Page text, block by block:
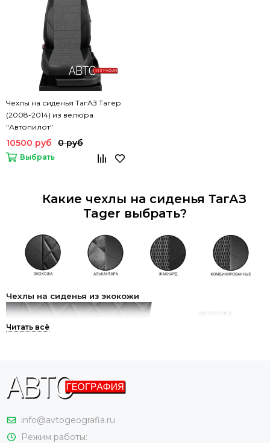
Чехлы на сиденья ТагАЗ Тагер
(2008-2014) из велюра
"Автопилот"
10500 руб 0 руб
Выбрать
Какие чехлы на сиденья ТагАЗ
Tager выбрать?
Чехлы на сиденья из экокожи
даже обладает рядом преимуществ. Экокожа быстрее
нагревается и быстрее остывает, поэтому зимой на ней не
содержать в чистоте. Достаточно просто пройтись по ним
влажной тряпкой. К экокоже не пристает шерсть
info@avtogeografia.ru
Режим работы: